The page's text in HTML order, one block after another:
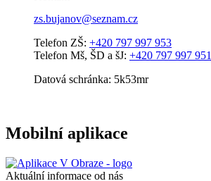
zs.bujanov@seznam.cz
Telefon ZŠ: +420 797 997 953
Telefon Mš, ŠD a šJ: +420 797 997 951
Datová schránka: 5k53mr
Mobilní aplikace
Aktuální informace od nás